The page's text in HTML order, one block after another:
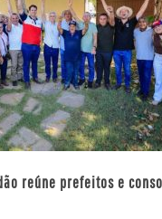
reúne prefeitos e